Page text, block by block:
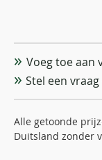
Voeg toe aan
Stel een
Alle getoonde
Duitsland zonder